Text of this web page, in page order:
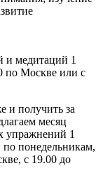
и в лечении
и медитаций 1
по Москве или с
и получить за
месяц
упражнений 1
понедельникам,
с 19.00 до